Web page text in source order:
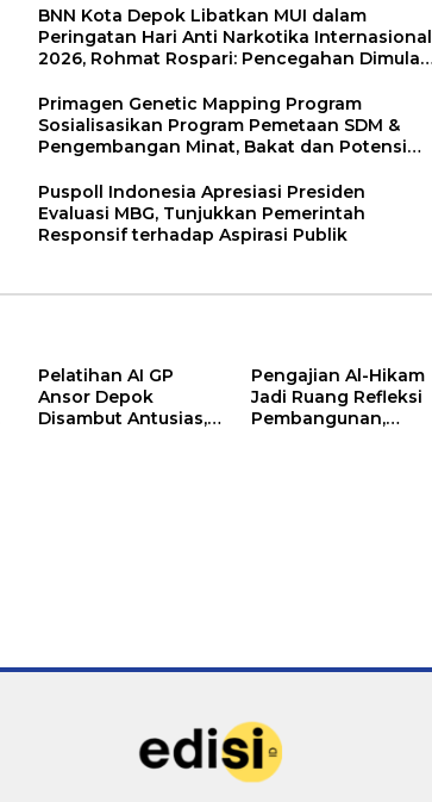
BNN Kota Depok Libatkan MUI dalam
Peringatan Hari Anti Narkotika Internasional
2026, Rohmat Rospari: Pencegahan Dimulai
Primagen Genetic Mapping Program
Sosialisasikan Program Pemetaan SDM &
Pengembangan Minat, Bakat dan Potensi
Muttaqien Parung Bogor
Puspoll Indonesia Apresiasi Presiden
Evaluasi MBG, Tunjukkan Pemerintah
Responsif terhadap Aspirasi Publik
Pelatihan AI GP
Ansor Depok
Disambut Antusias,
Pengajian Al-Hikam
Jadi Ruang Refleksi
Pembangunan,